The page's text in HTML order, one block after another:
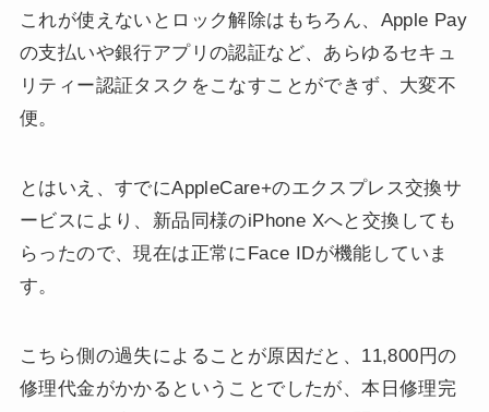
これが使えないとロック解除はもちろん、Apple Pay
の支払いや銀行アプリの認証など、あらゆるセキュ
リティー認証タスクをこなすことができず、大変不
便。
とはいえ、すでにAppleCare+のエクスプレス交換サ
ービスにより、新品同様のiPhone Xへと交換しても
らったので、現在は正常にFace IDが機能していま
す。
こちら側の過失によることが原因だと、11,800円の
修理代金がかかるということでしたが、本日修理完